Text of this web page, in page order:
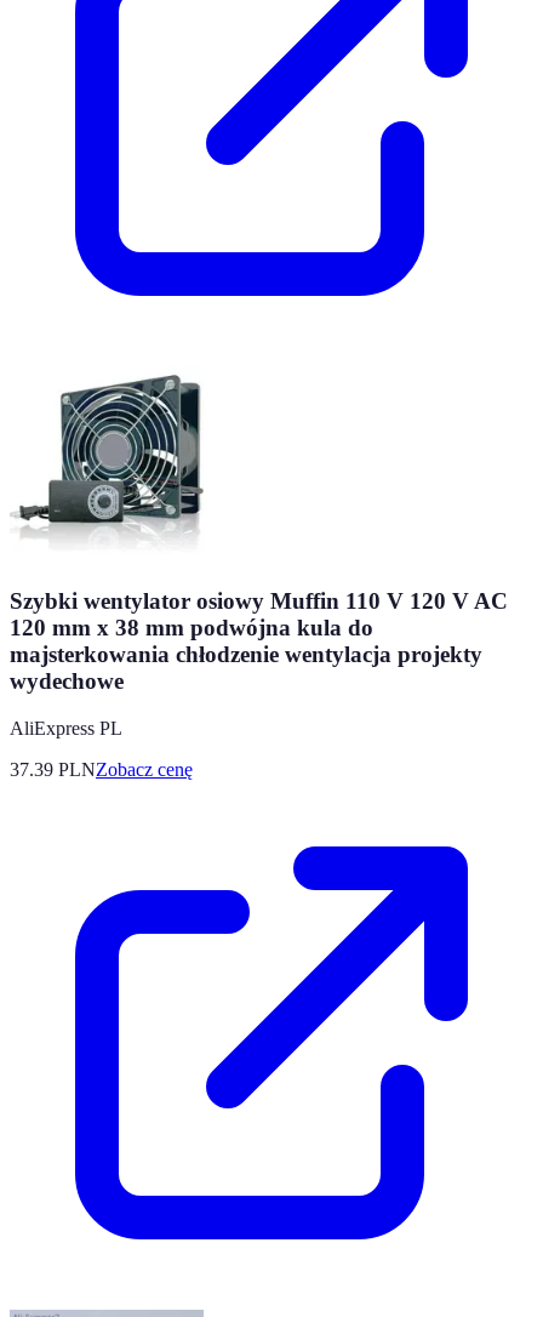
Szybki wentylator osiowy Muffin 110 V 120 V AC
120 mm x 38 mm podwójna kula do
majsterkowania chłodzenie wentylacja projekty
wydechowe
AliExpress PL
37.39 PLNZobacz cenę